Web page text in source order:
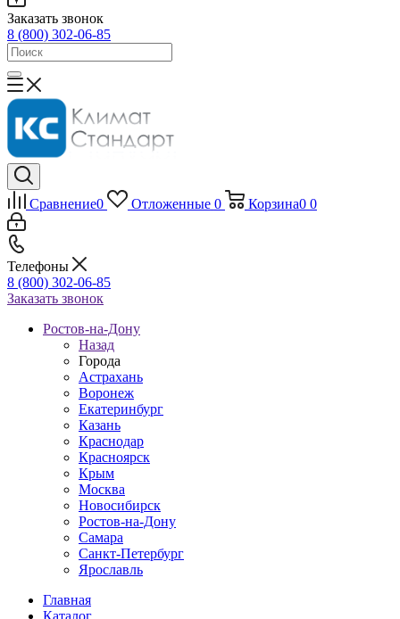
Заказать звонок
8 (800) 302-06-85
Сравнение0 Отложенные 0 Корзина0 0
Телефоны
8 (800) 302-06-85
Заказать звонок
Ростов-на-Дону
Назад
Города
Астрахань
Воронеж
Екатеринбург
Казань
Краснодар
Красноярск
Крым
Москва
Новосибирск
Ростов-на-Дону
Самара
Санкт-Петербург
Ярославль
Главная
Каталог